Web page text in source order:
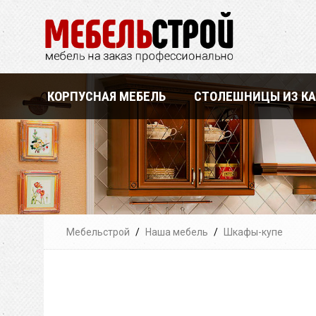
КОРПУСНАЯ МЕБЕЛЬ СТОЛЕШНИЦЫ ИЗ
Мебельстрой / Наша мебель / Шкафы-купе